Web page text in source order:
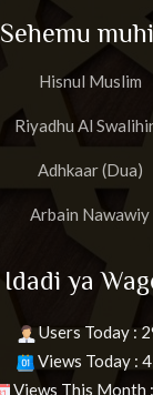
Sehemu
Hisnul Muslim
Riyadhu Al
Adhkaar (Dua)
Arbain Nawawiy
Idadi ya
Users Today :
Views Today :
Views This Month